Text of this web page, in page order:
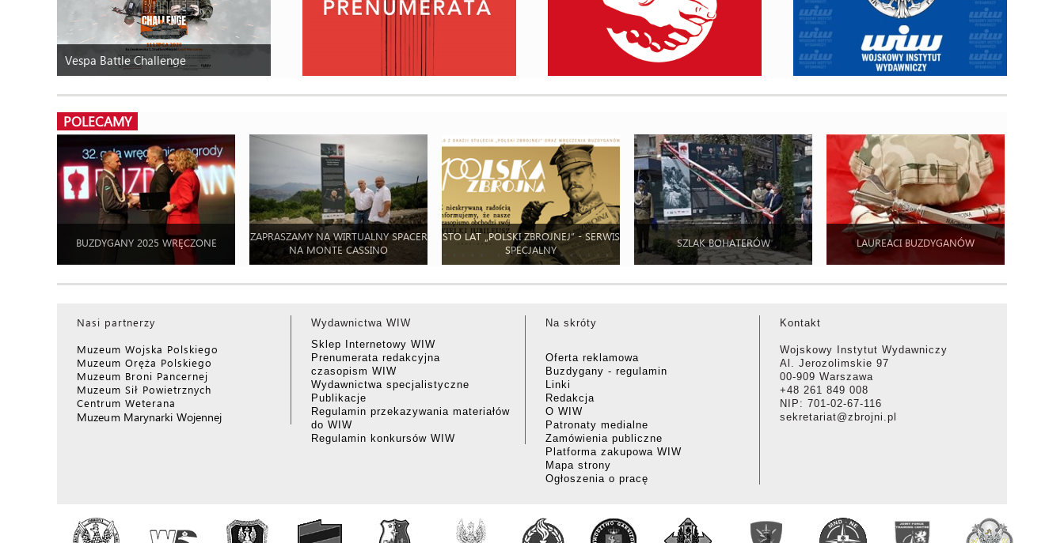
Vespa Battle Challenge
POLECAMY
BUZDYGANY 2025 WRĘCZONE
ZAPRASZAMY NA WIRTUALNY SPACER
NA MONTE CASSINO
STO LAT „POLSKI ZBROJNEJ” - SERWIS
SPECJALNY
SZLAK BOHATERÓW LAUREACI BUZDYGANÓW
Nasi partnerzy
Muzeum Wojska Polskiego
Muzeum Oręża Polskiego
Muzeum Broni Pancernej
Muzeum Sił Powietrznych
Centrum Weterana
Muzeum Marynarki Wojennej
Wydawnictwa WIW
Sklep Internetowy WIW
Prenumerata redakcyjna
czasopism WIW
Wydawnictwa specjalistyczne
Publikacje
Regulamin przekazywania materiałów
do WIW
Regulamin konkursów WIW
Na skróty
Oferta reklamowa
Buzdygany - regulamin
Linki
Redakcja
O WIW
Patronaty medialne
Zamówienia publiczne
Platforma zakupowa WIW
Mapa strony
Ogłoszenia o pracę
Kontakt
Wojskowy Instytut Wydawniczy
Al. Jerozolimskie 97
00-909 Warszawa
+48 261 849 008
NIP: 701-02-67-116
sekretariat@zbrojni.pl